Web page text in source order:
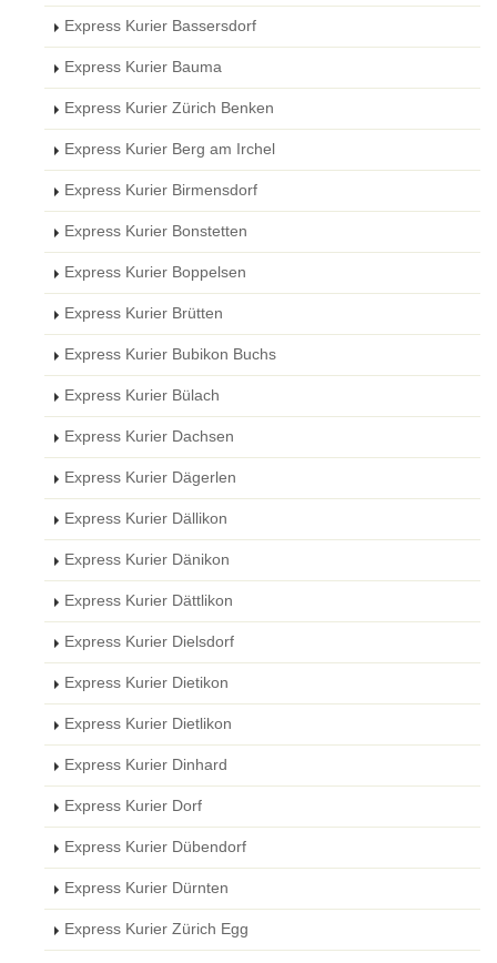
Express Kurier Bassersdorf
Express Kurier Bauma
Express Kurier Zürich Benken
Express Kurier Berg am Irchel
Express Kurier Birmensdorf
Express Kurier Bonstetten
Express Kurier Boppelsen
Express Kurier Brütten
Express Kurier Bubikon Buchs
Express Kurier Bülach
Express Kurier Dachsen
Express Kurier Dägerlen
Express Kurier Dällikon
Express Kurier Dänikon
Express Kurier Dättlikon
Express Kurier Dielsdorf
Express Kurier Dietikon
Express Kurier Dietlikon
Express Kurier Dinhard
Express Kurier Dorf
Express Kurier Dübendorf
Express Kurier Dürnten
Express Kurier Zürich Egg